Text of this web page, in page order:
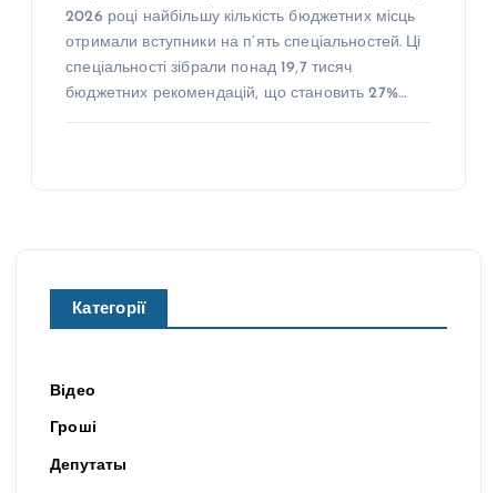
2026 році найбільшу кількість бюджетних місць
отримали вступники на п’ять спеціальностей. Ці
спеціальності зібрали понад 19,7 тисяч
бюджетних рекомендацій, що становить 27%…
Категорії
Відео
Гроші
Депутаты